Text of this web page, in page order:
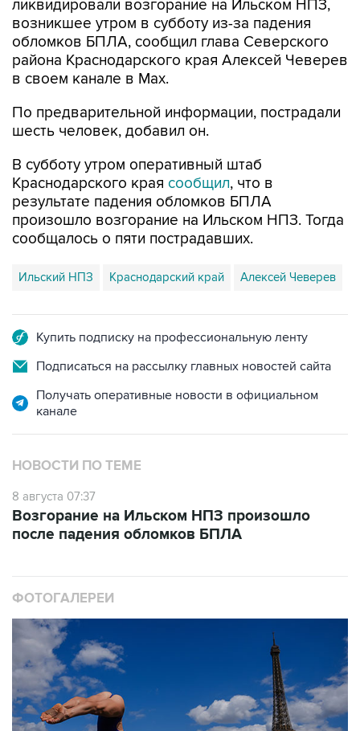
ликвидировали возгорание на Ильском НПЗ,
возникшее утром в субботу из-за падения
обломков БПЛА, сообщил глава Северского
района Краснодарского края Алексей Чеверев
в своем канале в Max.
По предварительной информации, пострадали
шесть человек, добавил он.
В субботу утром оперативный штаб
Краснодарского края сообщил, что в
результате падения обломков БПЛА
произошло возгорание на Ильском НПЗ. Тогда
сообщалось о пяти пострадавших.
Ильский НПЗ Краснодарский край Алексей Чеверев
Купить подписку на профессиональную ленту
Подписаться на рассылку главных новостей сайта
Получать оперативные новости в официальном
канале
НОВОСТИ ПО ТЕМЕ
8 августа 07:37
Возгорание на Ильском НПЗ произошло
после падения обломков БПЛА
ФОТОГАЛЕРЕИ